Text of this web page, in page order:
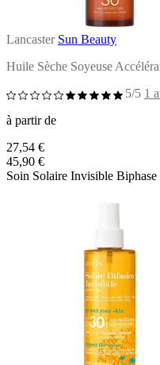
Lancaster Sun Beauty
Huile Sèche Soyeuse
5/5 1
à partir de
27,54 €
45,90 €
Soin Solaire Invisible